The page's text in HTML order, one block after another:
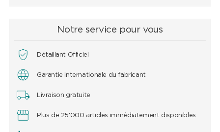
Notre service pour vous
Détaillant Officiel
Garantie internationale du fabricant
Livraison gratuite
Plus de 25'000 articles immédiatement disponibles